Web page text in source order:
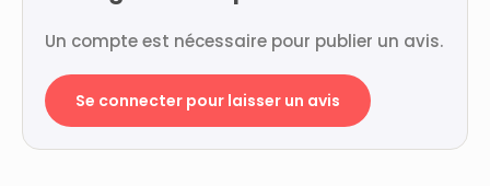
Un compte est nécessaire pour publier un avis.
Se connecter pour laisser un avis